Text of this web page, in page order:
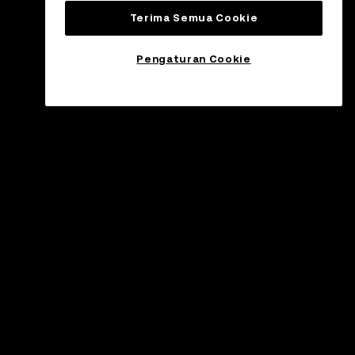
Terima Semua Cookie
Pengaturan Cookie